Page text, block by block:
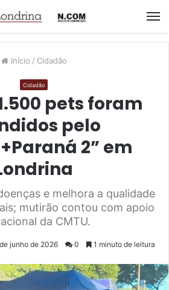
Início / Cidadão
Cidadão
pets foram
pelo
2” em
e melhora a qualidade
mutirão contou com apoio
da CMTU.
junho de 2026 0 1 minuto de leitura